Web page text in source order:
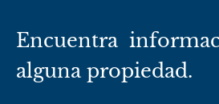
Encuentra
alguna propiedad.